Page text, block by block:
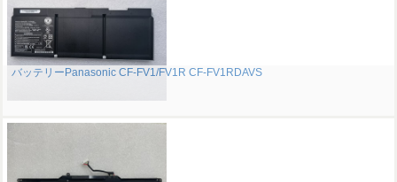
バッテリーPanasonic CF-FV1/FV1R CF-FV1RDAVS